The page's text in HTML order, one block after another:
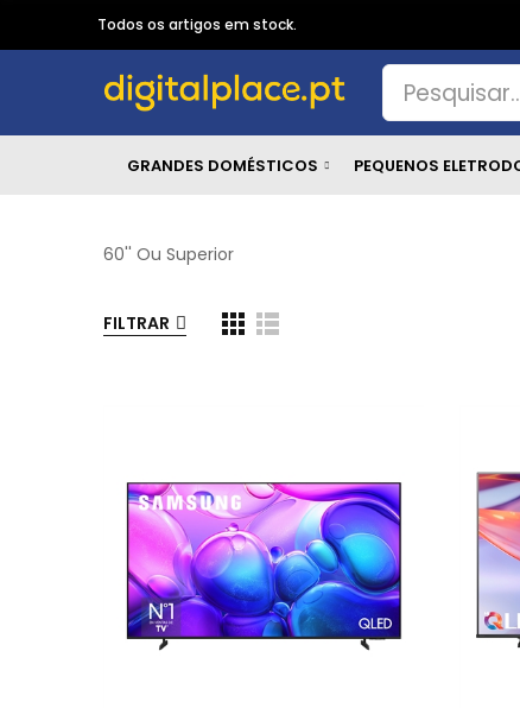
Todos os artigos em stock.
GRANDES DOMÉSTICOS PEQUENOS
60'' Ou Superior
FILTRAR